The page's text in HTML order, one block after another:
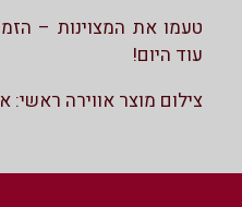
טעמו את המצוינות –
עוד היום!
צילום מוצר אווירה ראשי: